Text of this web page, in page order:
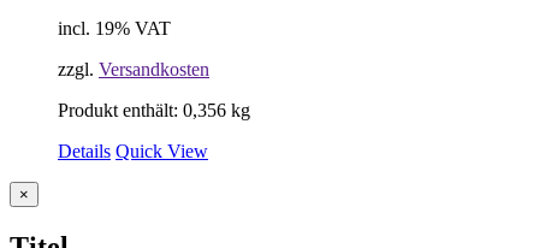
incl. 19% VAT
zzgl. Versandkosten
Produkt enthält: 0,356 kg
Details Quick View
Close
product
×